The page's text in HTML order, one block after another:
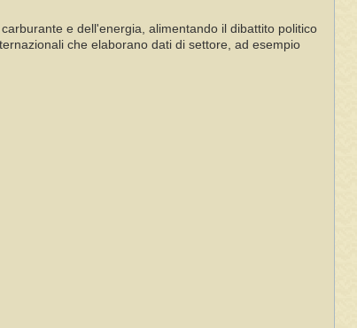
e dell'energia, alimentando il dibattito politico
che elaborano dati di settore, ad esempio